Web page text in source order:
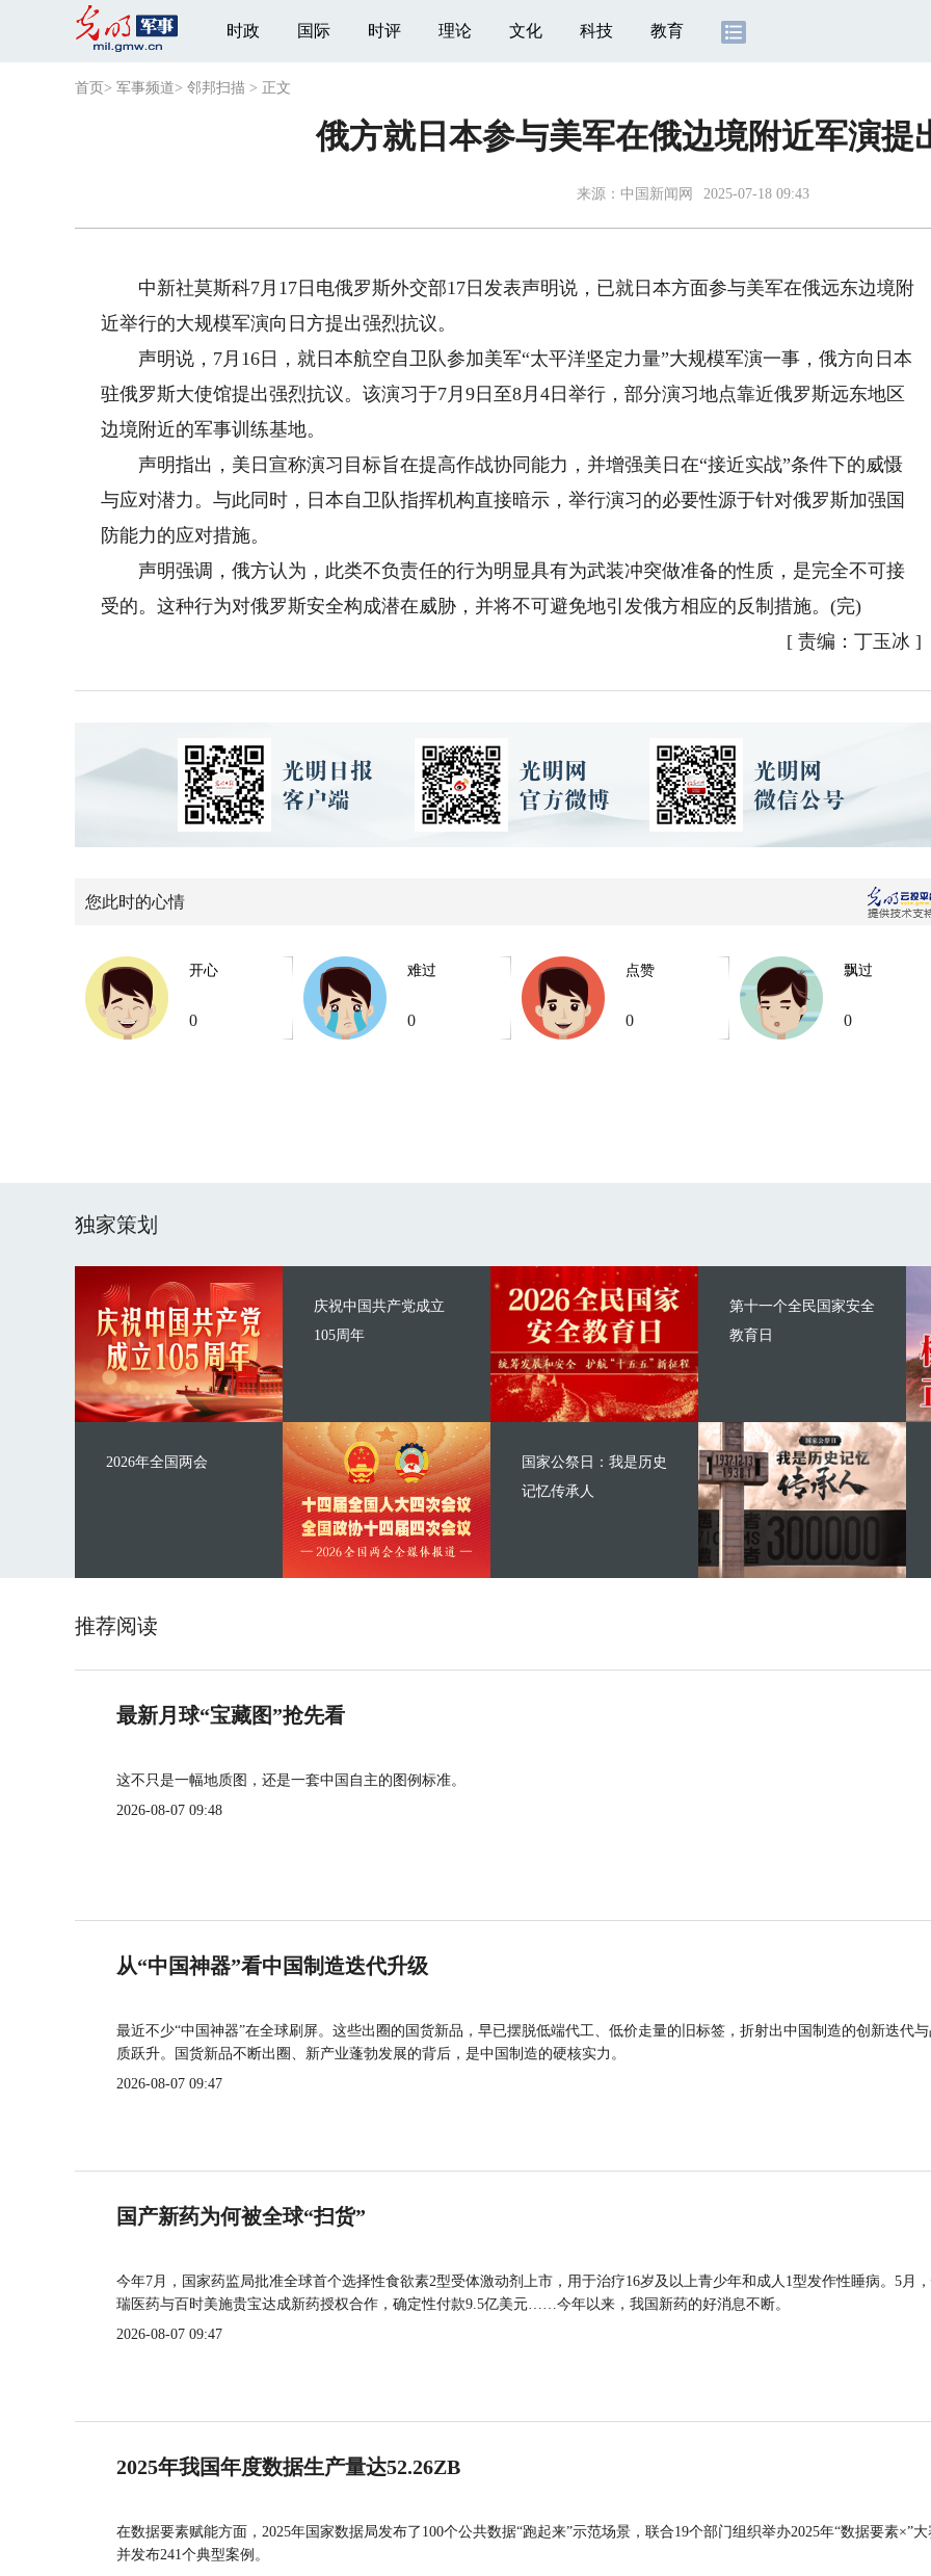
时政 国际 时评 理论 文化 科技 教育
首页 > 军事频道> 邻邦扫描 > 正文
俄方就日本参与美军在俄边境附近军演提
来源： 中国新闻网 2025-07-18 09:43
中新社莫斯科7月17日电俄罗斯外交部17日发表声明说，已就日本方面参与美军在俄远东边境附
近举行的大规模军演向日方提出强烈抗议。
声明说，7月16日，就日本航空自卫队参加美军“太平洋坚定力量”大规模军演一事，俄方向日本
驻俄罗斯大使馆提出强烈抗议。该演习于7月9日至8月4日举行，部分演习地点靠近俄罗斯远东地区
边境附近的军事训练基地。
声明指出，美日宣称演习目标旨在提高作战协同能力，并增强美日在“接近实战”条件下的威慑
与应对潜力。与此同时，日本自卫队指挥机构直接暗示，举行演习的必要性源于针对俄罗斯加强国
防能力的应对措施。
声明强调，俄方认为，此类不负责任的行为明显具有为武装冲突做准备的性质，是完全不可接
受的。这种行为对俄罗斯安全构成潜在威胁，并将不可避免地引发俄方相应的反制措施。(完)
[ 责编：丁玉冰 ]
您此时的心情
开心
0
难过
0
点赞
0
飘过
0
独家策划
庆祝中国共产党成立
105周年
2026年全国两会
第十一个全民国家安全
教育日
国家公祭日：我是历史
记忆传承人
推荐阅读
最新月球“宝藏图”抢先看
这不只是一幅地质图，还是一套中国自主的图例标准。
2026-08-07 09:48
从“中国神器”看中国制造迭代升级
最近不少“中国神器”在全球刷屏。这些出圈的国货新品，早已摆脱低端代工、低价走量的旧标签，折射出中国制造的创新迭代
质跃升。国货新品不断出圈、新产业蓬勃发展的背后，是中国制造的硬核实力。
2026-08-07 09:47
国产新药为何被全球“扫货”
今年7月，国家药监局批准全球首个选择性食欲素2型受体激动剂上市，用于治疗16岁及以上青少年和成人1型发作性睡病。5月
瑞医药与百时美施贵宝达成新药授权合作，确定性付款9.5亿美元……今年以来，我国新药的好消息不断。
2026-08-07 09:47
2025年我国年度数据生产量达52.26ZB
在数据要素赋能方面，2025年国家数据局发布了100个公共数据“跑起来”示范场景，联合19个部门组织举办2025年“数据要素×”大
并发布241个典型案例。